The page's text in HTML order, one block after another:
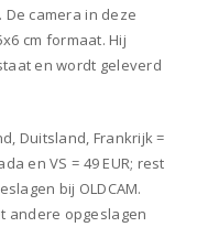
camera in deze
cm formaat. Hij
en wordt geleverd
Duitsland, Frankrijk =
en VS = 49 EUR; rest
bij OLDCAM.
andere opgeslagen